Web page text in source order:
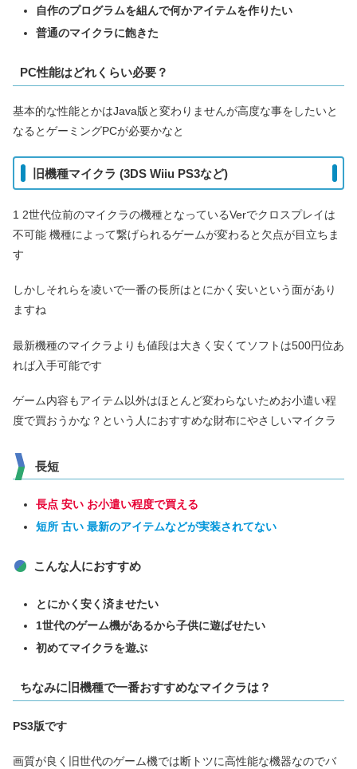
自作のプログラムを組んで何かアイテムを作りたい
普通のマイクラに飽きた
PC性能はどれくらい必要？
基本的な性能とかはJava版と変わりませんが高度な事をしたいと
なるとゲーミングPCが必要かなと
旧機種マイクラ (3DS Wiiu PS3など)
1 2世代位前のマイクラの機種となっているVerでクロスプレイは
不可能 機種によって繋げられるゲームが変わると欠点が目立ちま
す
しかしそれらを凌いで一番の長所はとにかく安いという面があり
ますね
最新機種のマイクラよりも値段は大きく安くてソフトは500円位あ
れば入手可能です
ゲーム内容もアイテム以外はほとんど変わらないためお小遣い程
度で買おうかな？という人におすすめな財布にやさしいマイクラ
長短
長点 安い お小遣い程度で買える
短所 古い 最新のアイテムなどが実装されてない
こんな人におすすめ
とにかく安く済ませたい
1世代のゲーム機があるから子供に遊ばせたい
初めてマイクラを遊ぶ
ちなみに旧機種で一番おすすめなマイクラは？
PS3版です
画質が良く旧世代のゲーム機では断トツに高性能な機器なのでバ